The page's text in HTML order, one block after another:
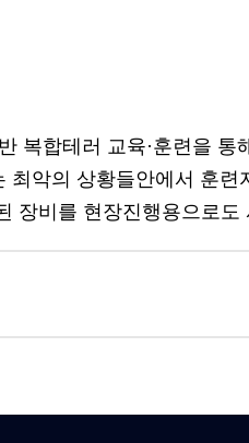
복합테러 교육·훈련을
최악의 상황들안에서 훈
장비를 현장진행용으로